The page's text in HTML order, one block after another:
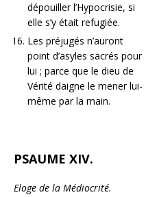
dépouiller l’Hypocrisie, si
elle s’y était refugiée.
Les préjugés n’auront
point d’asyles sacrés pour
lui ; parce que le dieu de
Vérité daigne le mener lui-
même par la main.
PSAUME XIV.
Eloge de la Médiocrité.